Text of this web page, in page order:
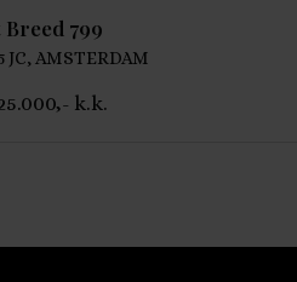
Breed 799
JC, AMSTERDAM
k.k.